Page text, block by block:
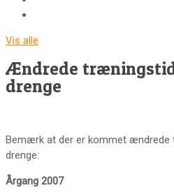
Vis alle
Ændrede
drenge
Bemærk at der er kommet
drenge:
Årgang 2007